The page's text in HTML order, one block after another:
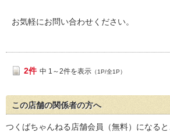
お気軽にお問い合わせください。
2件 中 1～2件を表示 （1P/全1P）
この店舗の関係者の方へ
つくばちゃんねる店舗会員（無料）になる